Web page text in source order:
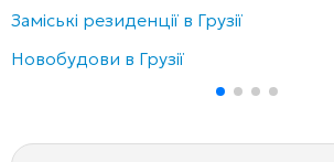
Заміські резиденції в Грузії
Новобудови в Грузії